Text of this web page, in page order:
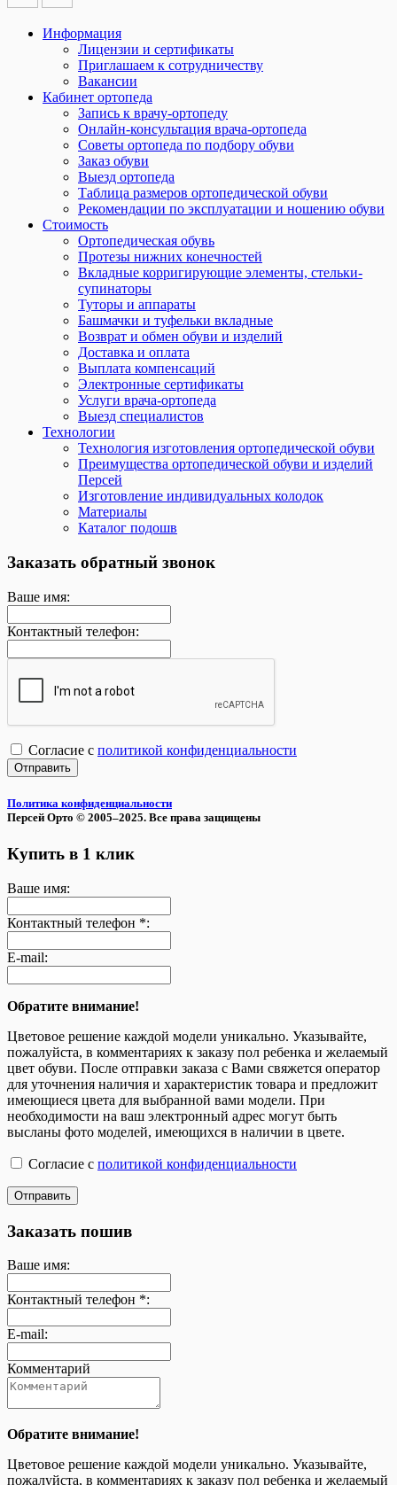
Информация
Лицензии и сертификаты
Приглашаем к сотрудничеству
Вакансии
Кабинет ортопеда
Запись к врачу-ортопеду
Онлайн-консультация врача-ортопеда
Советы ортопеда по подбору обуви
Заказ обуви
Выезд ортопеда
Таблица размеров ортопедической обуви
Рекомендации по эксплуатации и ношению обуви
Стоимость
Ортопедическая обувь
Протезы нижних конечностей
Вкладные корригирующие элементы, стельки-
супинаторы
Туторы и аппараты
Башмачки и туфельки вкладные
Возврат и обмен обуви и изделий
Доставка и оплата
Выплата компенсаций
Электронные сертификаты
Услуги врача-ортопеда
Выезд специалистов
Технологии
Технология изготовления ортопедической обуви
Преимущества ортопедической обуви и изделий
Персей
Изготовление индивидуальных колодок
Материалы
Каталог подошв
Заказать обратный звонок
Ваше имя:
Контактный телефон:
Согласие с политикой конфиденциальности
Отправить
Политика конфиденциальности
Персей Орто © 2005–2025. Все права защищены
Купить в 1 клик
Ваше имя:
Контактный телефон *:
E-mail:
Обратите внимание!
Цветовое решение каждой модели уникально. Указывайте,
пожалуйста, в комментариях к заказу пол ребенка и желаемый
цвет обуви. После отправки заказа с Вами свяжется оператор
для уточнения наличия и характеристик товара и предложит
имеющиеся цвета для выбранной вами модели. При
необходимости на ваш электронный адрес могут быть
высланы фото моделей, имеющихся в наличии в цвете.
Согласие с политикой конфиденциальности
Отправить
Заказать пошив
Ваше имя:
Контактный телефон *:
E-mail:
Комментарий
Обратите внимание!
Цветовое решение каждой модели уникально. Указывайте,
пожалуйста, в комментариях к заказу пол ребенка и желаемый